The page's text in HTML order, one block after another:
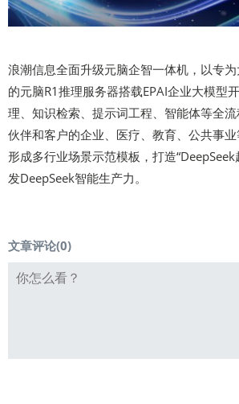
浪潮信息全面升级元脑企智一体机，以专
的元脑R1推理服务器搭载EPAI企业大模型
理、知识检索、提示词工程、智能体等全
伙伴和客户的企业、医疗、教育、公共事业
形成多行业场景示范模板，打造
发DeepSeek智能生产力。
文章评论(0)